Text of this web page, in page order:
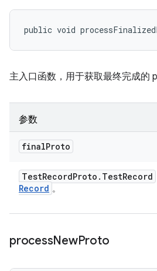
public void
主入口函数，用于获取最终完成的
参数
finalProto
TestRecordProto . TestRecord
Record 。
processNewProto